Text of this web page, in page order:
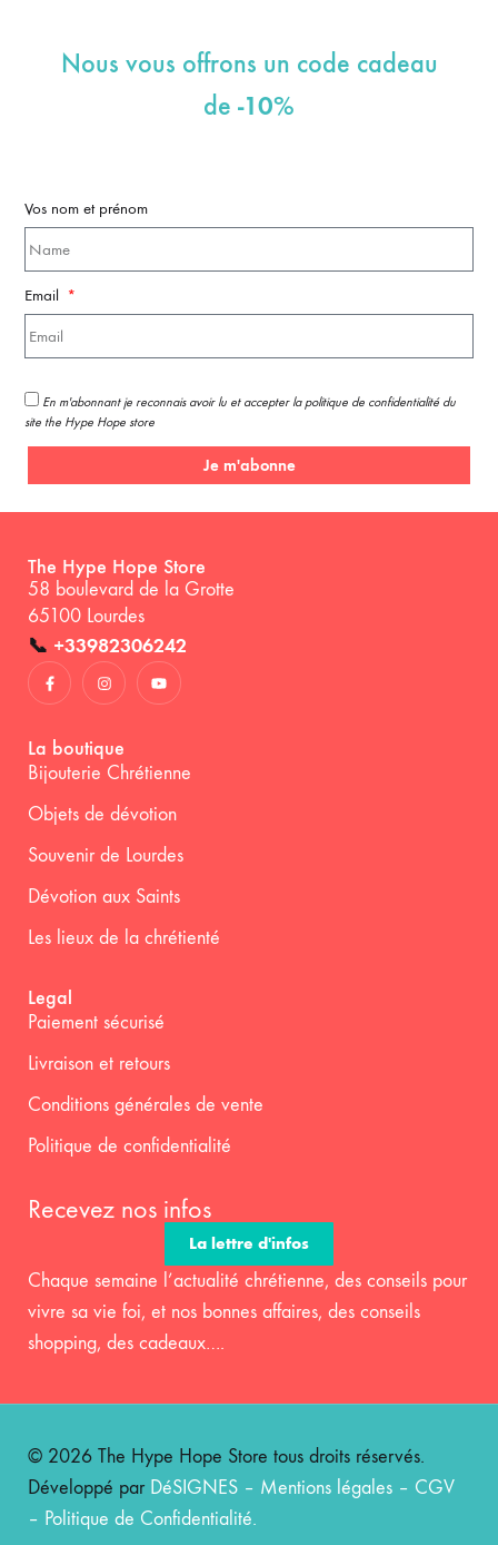
Nous vous offrons un code cadeau
de -10%
Vos nom et prénom
Email
En m'abonnant je reconnais avoir lu et accepter la politique de confidentialité du
site the Hype Hope store
Je m'abonne
The Hype Hope Store
58 boulevard de la Grotte
65100 Lourdes
📞 +33982306242
La boutique
Bijouterie Chrétienne
Objets de dévotion
Souvenir de Lourdes
Dévotion aux Saints
Les lieux de la chrétienté
Legal
Paiement sécurisé
Livraison et retours
Conditions générales de vente
Politique de confidentialité
Recevez nos infos
La lettre d'infos
Chaque semaine l’actualité chrétienne, des conseils pour
vivre sa vie foi, et nos bonnes affaires, des conseils
shopping, des cadeaux….
© 2026 The Hype Hope Store tous droits réservés.
Développé par DéSIGNES – Mentions légales – CGV
– Politique de Confidentialité.